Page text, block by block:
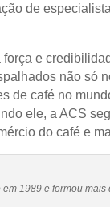
de
força e
não só
de café no
ele, a ACS
do café e
em 1989 e formou